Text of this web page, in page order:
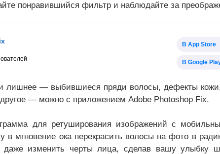
понравившийся фильтр и наблюдайте за
В App Store
В Google
лишнее — выбившиеся пряди волосы, дефекты
другое — можно с приложением Adobe Photoshop Fix.
для ретуширования изображений с
в мгновение ока перекрасить волосы на фото в
даже изменить черты лица, сделав вашу улыбку